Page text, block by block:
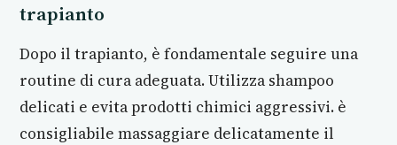
trapianto
Dopo il trapianto, è fondamentale seguire una
routine di cura adeguata. Utilizza shampoo
delicati e evita prodotti chimici aggressivi. è
consigliabile massaggiare delicatamente il